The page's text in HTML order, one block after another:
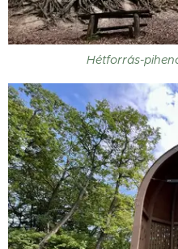
Hétforrás-